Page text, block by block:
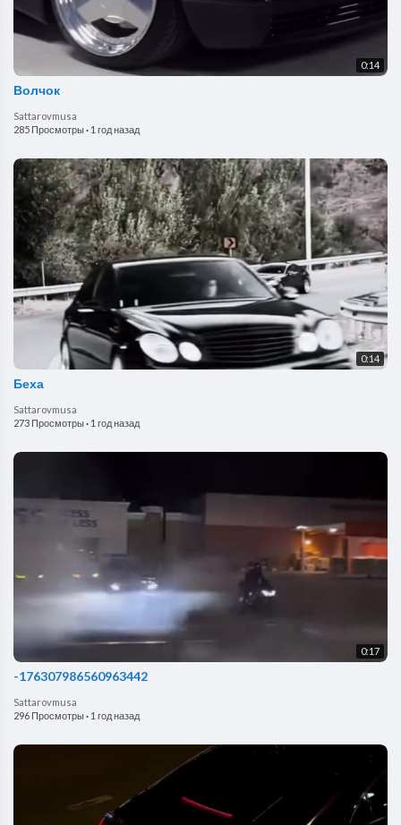
0:14
Волчок
Sattarovmusa
285 Просмотры· 1 год назад
0:14
Беха
Sattarovmusa
273 Просмотры· 1 год назад
0:17
-176307986560963442
Sattarovmusa
296 Просмотры· 1 год назад